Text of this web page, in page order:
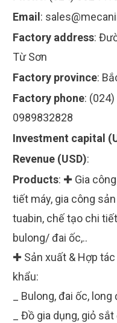
Email :
Factory address:
Từ Sơn
Factory province:
Factory phone: (024)
0989832828
Investment capital
Revenue (USD):
Products: ✚ Gia
tiết máy, gia công
tuabin, chế tạo chi
bulong/ đai ốc,..
✚ Sản xuất & Hợp
khẩu:
_ Bulong, đai ốc,
_ Đồ gia dụng, giỏ